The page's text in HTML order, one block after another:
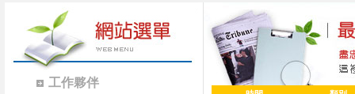
工作夥伴